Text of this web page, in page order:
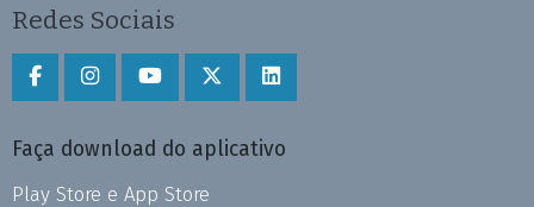
Redes Sociais
Faça download do aplicativo
Play Store e App Store